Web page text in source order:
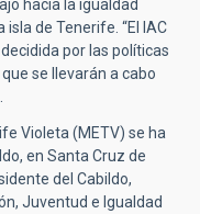
hacia la igualdad
de Tenerife. “El IAC
por las políticas
se llevarán a cabo
Violeta (METV) se ha
en Santa Cruz de
del Cabildo,
Juventud e Igualdad